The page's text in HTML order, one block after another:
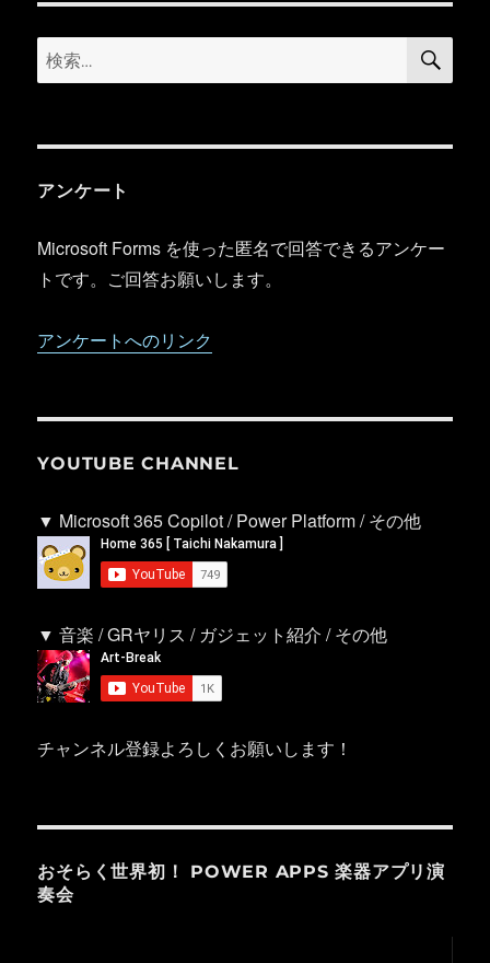
検
索:
検
アンケート
Microsoft Forms を使った匿名で回答できるアンケー
トです。ご回答お願いします。
アンケートへのリンク
YOUTUBE CHANNEL
▼ Microsoft 365 Copilot / Power Platform / その他
▼ 音楽 / GRヤリス / ガジェット紹介 / その他
チャンネル登録よろしくお願いします！
おそらく世界初！ POWER APPS 楽器アプリ演
奏会